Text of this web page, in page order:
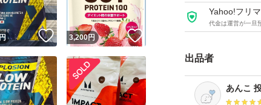
Yahoo!フリ
代金は運営が一旦
出品者
あんこ
いいね！
3,200円